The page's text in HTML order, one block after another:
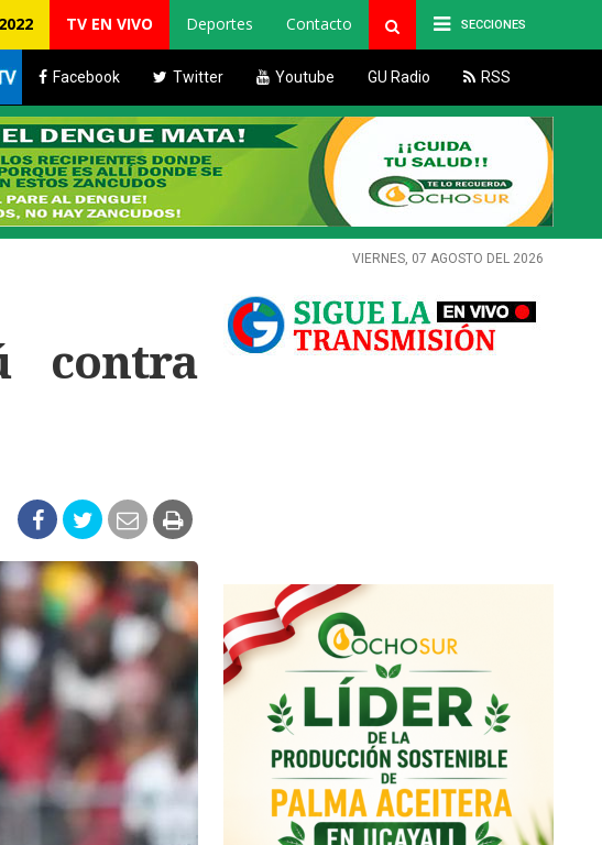
SECCIONES
TV EN VIVO Deportes Contacto
Facebook Twitter Youtube GU Radio RSS
VIERNES, 07 AGOSTO DEL 2026
contra